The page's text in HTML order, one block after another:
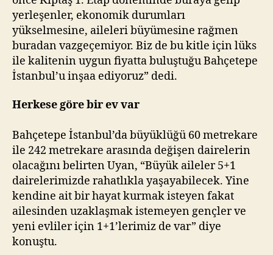
yerleşenler, ekonomik durumları
yükselmesine, aileleri büyümesine rağmen
buradan vazgeçemiyor. Biz de bu kitle için lüks
ile kalitenin uygun fiyatta buluştuğu Bahçetepe
İstanbul’u inşaa ediyoruz” dedi.
Herkese göre bir ev var
Bahçetepe İstanbul’da büyüklüğü 60 metrekare
ile 242 metrekare arasında değişen dairelerin
olacağını belirten Uyan, “Büyük aileler 5+1
dairelerimizde rahatlıkla yaşayabilecek. Yine
kendine ait bir hayat kurmak isteyen fakat
ailesinden uzaklaşmak istemeyen gençler ve
yeni evliler için 1+1’lerimiz de var” diye
konuştu.